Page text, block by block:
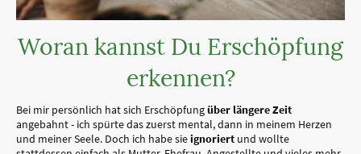
Woran kannst Du Erschöpfung
erkennen?
Bei mir persönlich hat sich Erschöpfungüber längere Zeit
angebahnt - ich spürte das zuerst mental, dann in meinem Herzen
und meiner Seele. Doch ich habe sieignoriert und wollte